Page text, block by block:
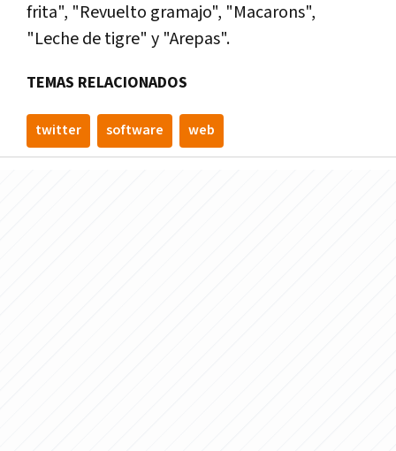
frita", "Revuelto gramajo", "Macarons",
"Leche de tigre" y "Arepas".
TEMAS RELACIONADOS
twitter software web